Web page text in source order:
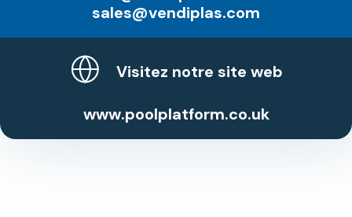
sales@vendiplas.com
Visitez notre site web
www.poolplatform.co.uk